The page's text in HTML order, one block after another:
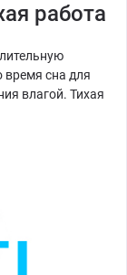
работа
время сна для
влагой. Тихая